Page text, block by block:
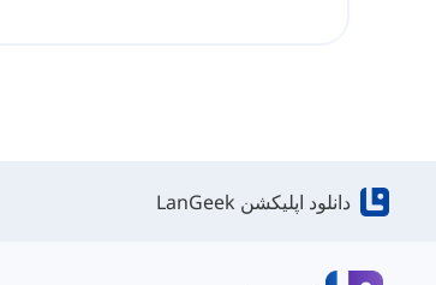
دانلود اپلیکشن LanGeek